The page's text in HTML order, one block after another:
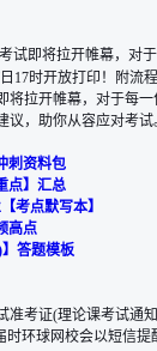
试即将拉开帷幕，对
将拉开帷幕，对于每
，助你从容应对考试
刺资料包
点】汇总
考点默写本】
高点
答题模板
考证(理论课考试通
时环球网校会以短信